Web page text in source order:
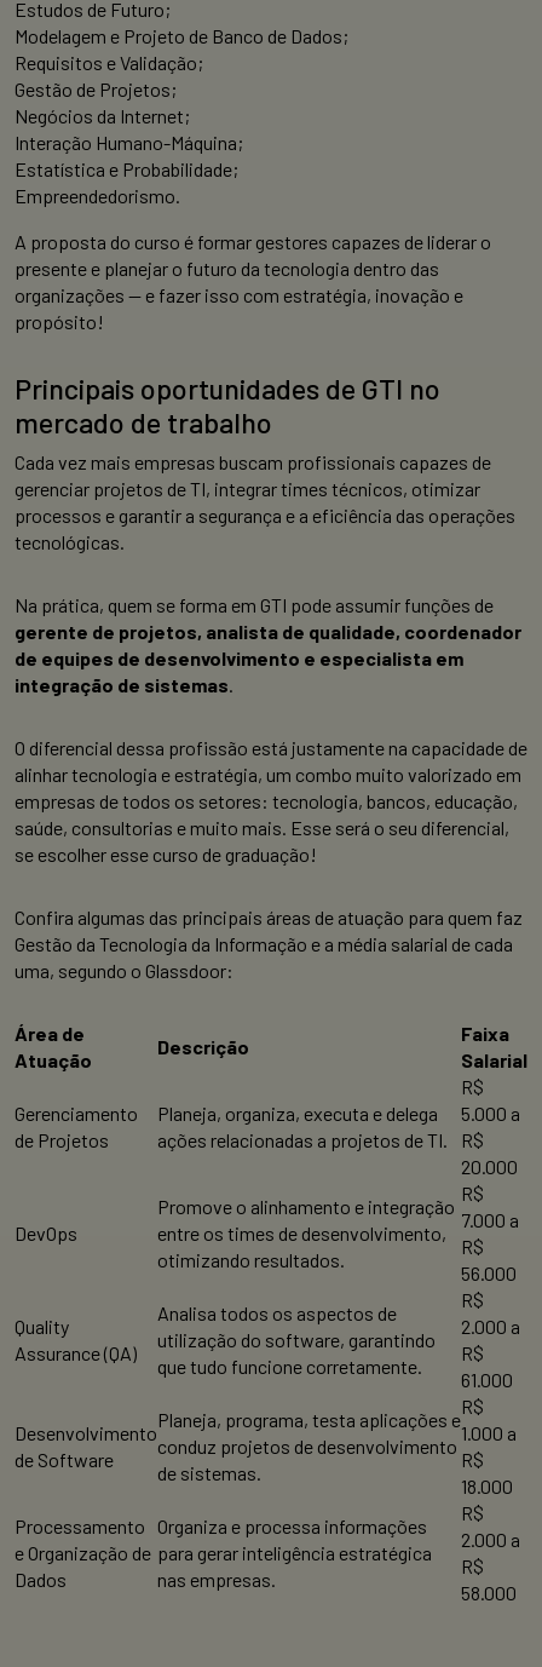
Estudos de Futuro;
Modelagem e Projeto de Banco de Dados;
Requisitos e Validação;
Gestão de Projetos;
Negócios da Internet;
Interação Humano-Máquina;
Estatística e Probabilidade;
Empreendedorismo.
A proposta do curso é formar gestores capazes de liderar o
presente e planejar o futuro da tecnologia dentro das
organizações — e fazer isso com estratégia, inovação e
propósito!
Principais oportunidades de GTI no
mercado de trabalho
Cada vez mais empresas buscam profissionais capazes de
gerenciar projetos de TI, integrar times técnicos, otimizar
processos e garantir a segurança e a eficiência das operações
tecnológicas.
Na prática, quem se forma em GTI pode assumir funções de
gerente de projetos, analista de qualidade, coordenador
de equipes de desenvolvimento e especialista em
integração de sistemas.
O diferencial dessa profissão está justamente na capacidade de
alinhar tecnologia e estratégia, um combo muito valorizado em
empresas de todos os setores: tecnologia, bancos, educação,
saúde, consultorias e muito mais. Esse será o seu diferencial,
se escolher esse curso de graduação!
Confira algumas das principais áreas de atuação para quem faz
Gestão da Tecnologia da Informação e a média salarial de cada
uma, segundo o Glassdoor:
Área de
Atuação
Descrição
Faixa
Salarial
Gerenciamento
de Projetos
Planeja, organiza, executa e delega
ações relacionadas a projetos de TI.
R$
5.000 a
R$
20.000
DevOps
Promove o alinhamento e integração
entre os times de desenvolvimento,
otimizando resultados.
R$
7.000 a
R$
56.000
Quality
Assurance (QA)
Analisa todos os aspectos de
utilização do software, garantindo
que tudo funcione corretamente.
R$
2.000 a
R$
61.000
Desenvolvimento
de Software
Planeja, programa, testa aplicações e
conduz projetos de desenvolvimento
de sistemas.
R$
1.000 a
R$
18.000
Processamento
e Organização de
Dados
Organiza e processa informações
para gerar inteligência estratégica
nas empresas.
R$
2.000 a
R$
58.000